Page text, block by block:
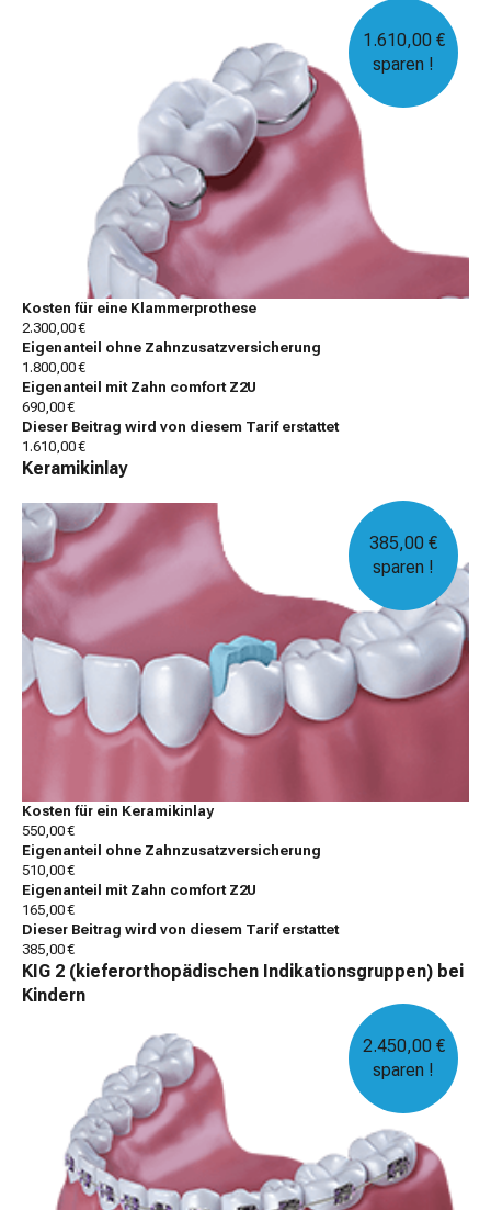
1.610,00 €
sparen !
Kosten für eine Klammerprothese
2.300,00 €
Eigenanteil ohne Zahnzusatzversicherung
1.800,00 €
Eigenanteil mit Zahn comfort Z2U
690,00 €
Dieser Beitrag wird von diesem Tarif erstattet
1.610,00 €
Keramikinlay
385,00 €
sparen !
Kosten für ein Keramikinlay
550,00 €
Eigenanteil ohne Zahnzusatzversicherung
510,00 €
Eigenanteil mit Zahn comfort Z2U
165,00 €
Dieser Beitrag wird von diesem Tarif erstattet
385,00 €
KIG 2 (kieferorthopädischen Indikationsgruppen) bei
Kindern
2.450,00 €
sparen !